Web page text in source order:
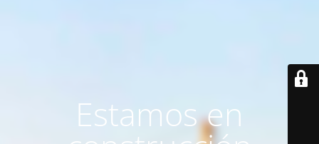
Estamos en